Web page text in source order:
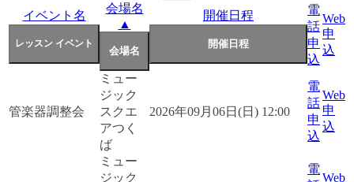
イベント名
会場名
▲
開催日程
電
話
申
込
Web
申
込
管楽器調整会
ミュー
ジック
スクエ
アつく
ば
2026年09月06日(日) 12:00
電
話
申
込
Web
申
込
ミュー
ジック
電
Web